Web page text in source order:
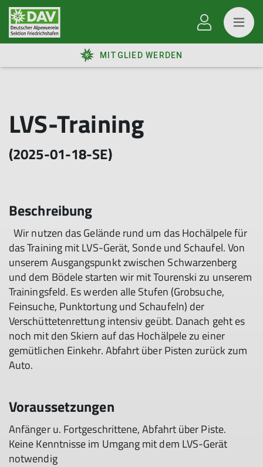
MITGLIED WERDEN
LVS-Training
(2025-01-18-SE)
Beschreibung
Wir nutzen das Gelände rund um das Hochälpele für
das Training mit LVS-Gerät, Sonde und Schaufel. Von
unserem Ausgangspunkt zwischen Schwarzenberg
und dem Bödele starten wir mit Tourenski zu unserem
Trainingsfeld. Es werden alle Stufen (Grobsuche,
Feinsuche, Punktortung und Schaufeln) der
Verschüttetenrettung intensiv geübt. Danach geht es
noch mit den Skiern auf das Hochälpele zu einer
gemütlichen Einkehr. Abfahrt über Pisten zurück zum
Auto.
Voraussetzungen
Anfänger u. Fortgeschrittene, Abfahrt über Piste.
Keine Kenntnisse im Umgang mit dem LVS-Gerät
notwendig